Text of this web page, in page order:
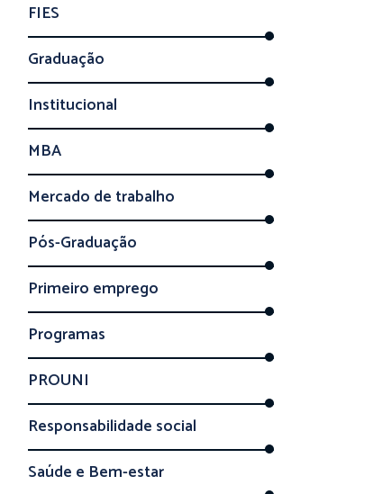
FIES
Graduação
Institucional
MBA
Mercado de trabalho
Pós-Graduação
Primeiro emprego
Programas
PROUNI
Responsabilidade social
Saúde e Bem-estar